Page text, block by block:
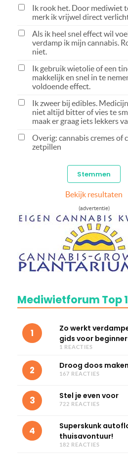
Ik rook het. Door mediwiet
merk ik vrijwel direct
Als ik heel snel effect wil
verdamp ik mijn cannabis.
niet.
Ik gebruik wietolie of een
makkelijk en snel in te
voldoende effect.
Ik zweer bij edibles.
niet altijd bitter of vies te
maak er graag iets lekkers
Overig: cannabis cremes of
zetpillen
Bekijk resultaten
(advertentie)
Mediwietforum Top
1
Zo werkt
gids voor
1 REACTIES
2 Droog doos
167 REACTIES
3 Stel je even voor
722 REACTIES
4
Superskunk
thuisavontuur!
182 REACTIES